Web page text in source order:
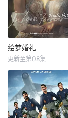
绘梦婚礼
更新至第08集